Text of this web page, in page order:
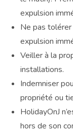
expulsion
Ne pas
expulsion
Veiller à la
installations.
Indemniser
propriété ou
HolidayOnJ
hors de son